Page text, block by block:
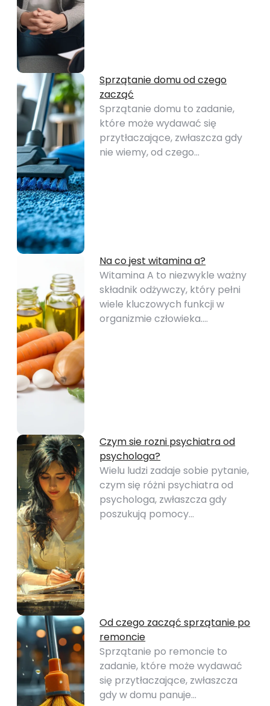
Sprzątanie domu od czego
zacząć
Sprzątanie domu to zadanie,
które może wydawać się
przytłaczające, zwłaszcza gdy
nie wiemy, od czego…
Na co jest witamina a?
Witamina A to niezwykle ważny
składnik odżywczy, który pełni
wiele kluczowych funkcji w
organizmie człowieka.…
Czym sie rozni psychiatra od
psychologa?
Wielu ludzi zadaje sobie pytanie,
czym się różni psychiatra od
psychologa, zwłaszcza gdy
poszukują pomocy…
Od czego zacząć sprzątanie po
remoncie
Sprzątanie po remoncie to
zadanie, które może wydawać
się przytłaczające, zwłaszcza
gdy w domu panuje…